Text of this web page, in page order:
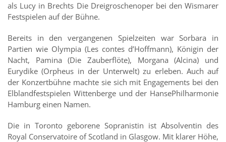
als Lucy in Brechts Die Dreigroschenoper bei den Wismarer
Festspielen auf der Bühne.
Bereits in den vergangenen Spielzeiten war Sorbara in
Partien wie Olympia (Les contes d’Hoffmann), Königin der
Nacht, Pamina (Die Zauberflöte), Morgana (Alcina) und
Eurydike (Orpheus in der Unterwelt) zu erleben. Auch auf
der Konzertbühne machte sie sich mit Engagements bei den
Elblandfestspielen Wittenberge und der HansePhilharmonie
Hamburg einen Namen.
Die in Toronto geborene Sopranistin ist Absolventin des
Royal Conservatoire of Scotland in Glasgow. Mit klarer Höhe,